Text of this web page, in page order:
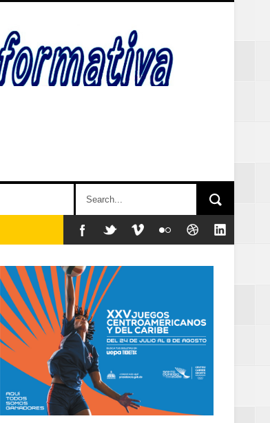
y del